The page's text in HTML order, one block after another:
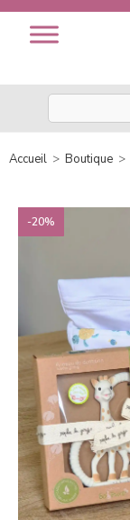
Accueil > Boutique >
-20%